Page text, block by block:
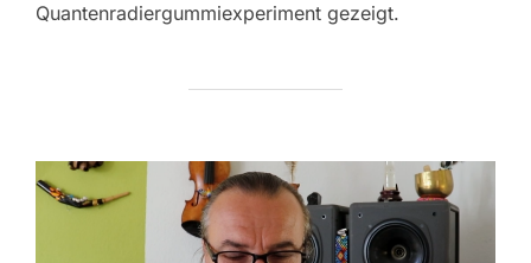
Quantenradiergummiexperiment gezeigt.